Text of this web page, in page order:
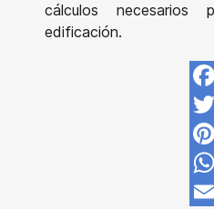
cálculos necesarios
edificación.